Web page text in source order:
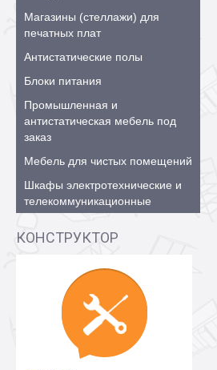
Магазины (стеллажи) для
печатных плат
Антистатические полы
Блоки питания
Промышленная и
антистатическая мебель под
заказ
Мебель для чистых помещений
Шкафы электротехнические и
телекоммуникационные
КОНСТРУКТОР